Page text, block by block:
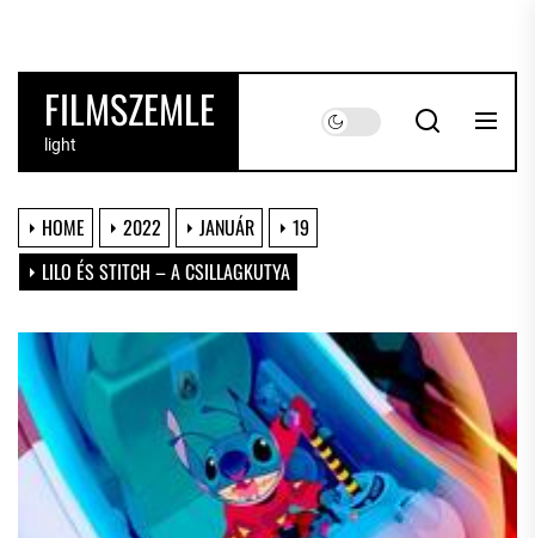
the
contentFILMSZEMLE
light
HOME 2022 JANUÁR
19
LILO ÉS STITCH – A CSILLAGKUTYA